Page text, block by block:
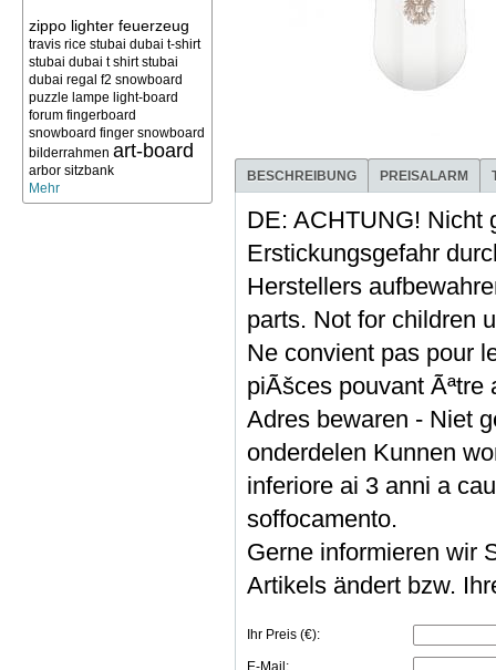
zippo lighter feuerzeug
travis rice stubai dubai t-shirt
stubai dubai t shirt stubai
dubai regal f2 snowboard
puzzle lampe light-board
forum fingerboard
snowboard finger snowboard
bilderrahmen art-board
arbor sitzbank
Mehr
BESCHREIBUNG PREISALARM
DE: ACHTUNG! Nicht
Erstickungsgefahr
Herstellers
parts. Not for children
Ne convient pas pour
piÃšces pouvant
Adres bewaren - Niet
onderdelen Kunnen
inferiore ai 3 anni a
soffocamento.
Gerne informieren wir
Artikels ändert bzw.
Ihr Preis (€):
E-Mail: